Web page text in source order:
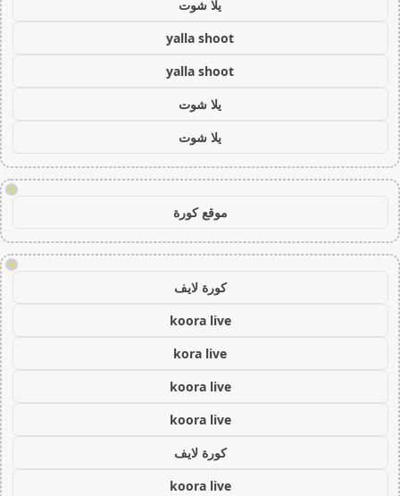
يلا شوت
yalla shoot
yalla shoot
يلا شوت
يلا شوت
!
موقع كورة
!
كورة لايف
koora live
kora live
koora live
koora live
كورة لايف
koora live